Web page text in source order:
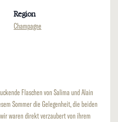
Region
Champagne
Flaschen von Salima und Alain
Sommer die Gelegenheit, die beiden
waren direkt verzaubert von ihrem